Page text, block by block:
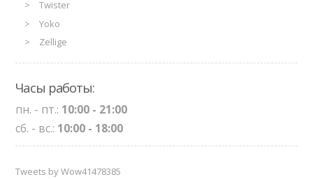
Twister
Yoko
Zellige
Часы работы:
пн. - пт.: 10:00 - 21:00
сб. - вс.: 10:00 - 18:00
Tweets by Wow41478385